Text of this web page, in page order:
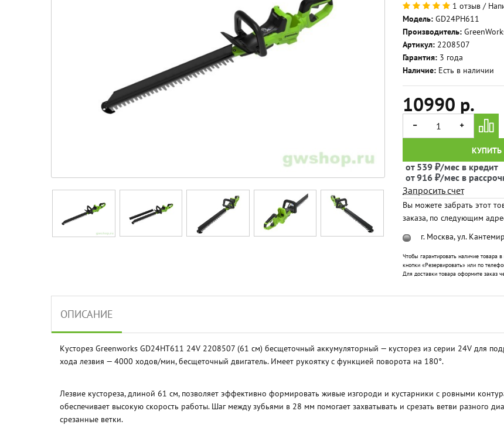
1 отзыв /
Модель: GD24PH611
Производитель:
Артикул: 2208507
Гарантия: 3 года
Наличие: Есть в наличии
10990 р.
КУПИТЬ
от 539 ₽/мес в кредит
от 916 ₽/мес в
Запросить счет
Вы можете забрать этот
заказа, по следующим
г. Москва, ул.
Чтобы гарантировать наличие товара
кнопки «Резервировать» или по
Для доставки товара оформите заказ
ОПИСАНИЕ
Кусторез Greenworks GD24HT611 24V 2208507 (61 см) бесщеточный аккумуляторный — кусторез из серии 24V для
хода лезвия — 4000 ходов/мин, бесщеточный двигатель. Имеет рукоятку с функцией поворота на 180°.
Лезвие кустореза, длиной 61 см, позволяет эффективно формировать живые изгороди и кустарники с ровными
обеспечивает высокую скорость работы. Шаг между зубьями в 28 мм помогает захватывать и срезать ветви разного
срезанные ветки.